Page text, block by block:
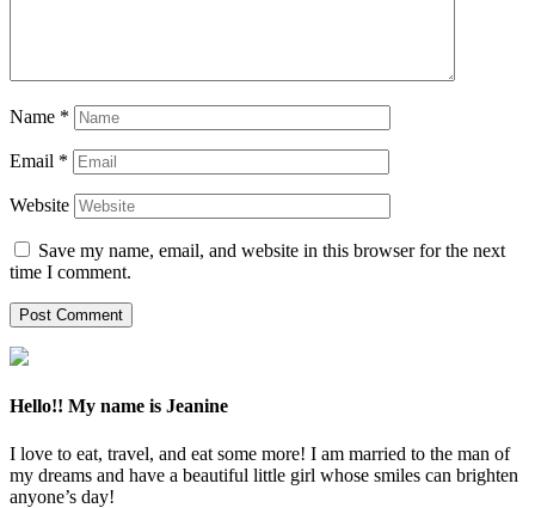
Name *
Email *
Website
Save my name, email, and website in this browser for the next
time I comment.
Hello!! My name is Jeanine
I love to eat, travel, and eat some more! I am married to the man of
my dreams and have a beautiful little girl whose smiles can brighten
anyone’s day!